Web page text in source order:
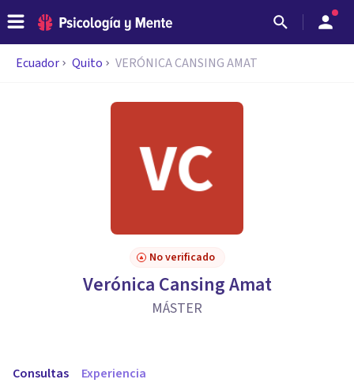
Ecuador Quito VERÓNICA CANSING AMAT
No verificado
Verónica Cansing Amat
MÁSTER
Consultas Experiencia